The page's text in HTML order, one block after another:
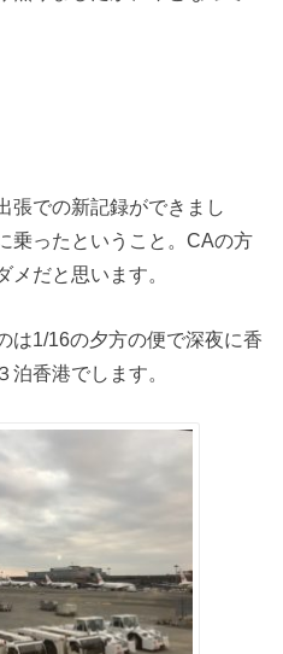
張での新記録ができまし
乗ったということ。CAの方
メだと思います。
は1/16の夕方の便で深夜に香
泊香港でします。